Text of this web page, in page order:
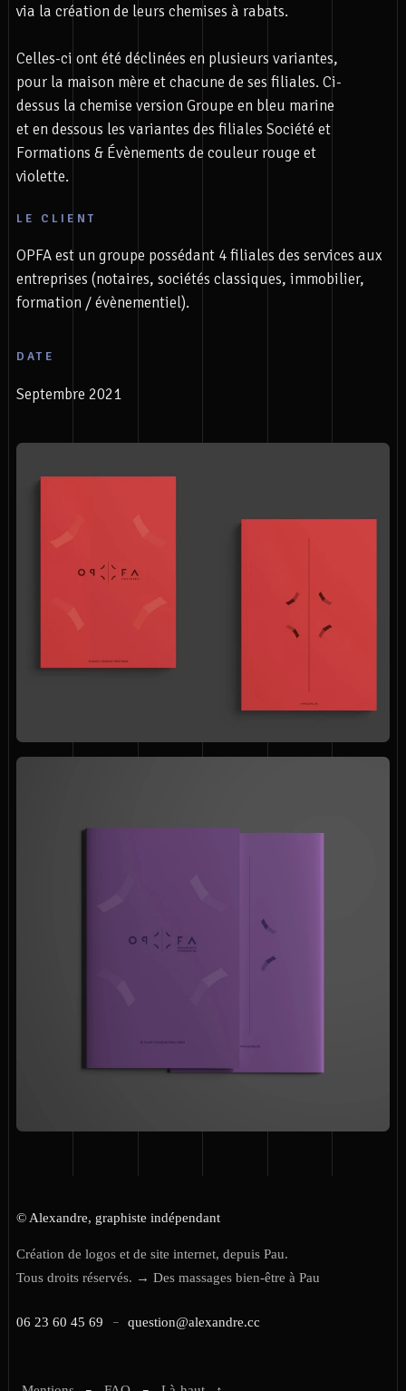
via la création de leurs chemises à rabats.
Celles-ci ont été déclinées en plusieurs variantes,
pour la maison mère et chacune de ses filiales. Ci-
dessus la chemise version Groupe en bleu marine
et en dessous les variantes des filiales Société et
Formations & Évènements de couleur rouge et
violette.
LE CLIENT
OPFA est un groupe possédant 4 filiales des services aux
entreprises (notaires, sociétés classiques, immobilier,
formation / évènementiel).
DATE
Septembre 2021
© Alexandre, graphiste indépendant
Création de logos et de site internet, depuis Pau.
Tous droits réservés. → Des massages bien-être à Pau
06 23 60 45 69 – question@alexandre.cc